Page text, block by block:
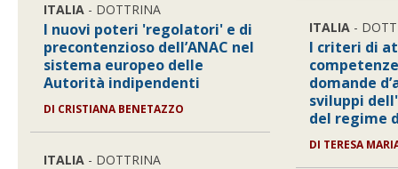
ITALIA - DOTTRINA
I nuovi poteri 'regolatori' e di
precontenzioso dell’ANAC nel
sistema europeo delle
Autorità indipendenti
DI CRISTIANA BENETAZZO
ITALIA - DOTTRINA
ITALIA -
I criteri di
domande
sviluppi
del regime
DI TERESA